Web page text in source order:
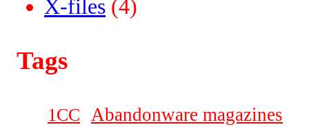
X-files (4)
Tags
1CC Abandonware magazines